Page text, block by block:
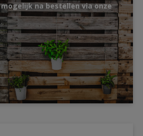
na bestellen via onze